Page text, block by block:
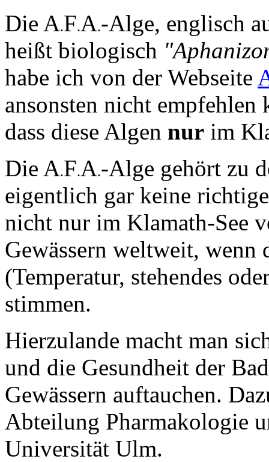
Die A.F.A.-Alge, englisch
heißt biologisch
habe ich von der Webseite
ansonsten nicht empfehlen
dass diese Algen nur im
Die A.F.A.-Alge gehört zu
eigentlich gar keine
nicht nur im Klamath-See
Gewässern weltweit, wenn
(Temperatur, stehendes
stimmen.
Hierzulande macht man
und die Gesundheit der
Gewässern auftauchen.
Abteilung Pharmakologie
Universität Ulm.